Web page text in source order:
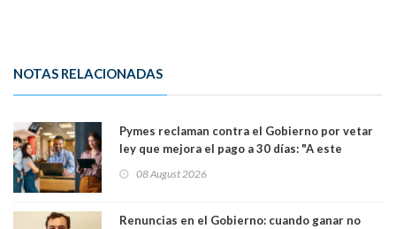
NOTAS RELACIONADAS
Pymes reclaman contra el Gobierno por vetar
ley que mejora el pago a 30 días: "A este
medianas empresas"
08 August 2026
Renuncias en el Gobierno: cuando ganar no